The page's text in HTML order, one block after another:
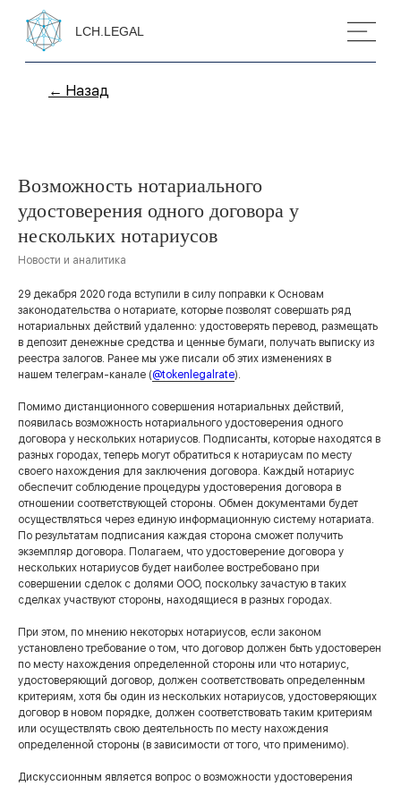
LCH.LEGAL
← Назад
Возможность нотариального
удостоверения одного договора у
нескольких нотариусов
Новости и аналитика
29 декабря 2020 года вступили в силу поправки к Основам
законодательства о нотариате, которые позволят совершать ряд
нотариальных действий удаленно: удостоверять перевод, размещать
в депозит денежные средства и ценные бумаги, получать выписку из
реестра залогов. Ранее мы уже писали об этих изменениях в
нашем телеграм-канале (@tokenlegalrate).
Помимо дистанционного совершения нотариальных действий,
появилась возможность нотариального удостоверения одного
договора у нескольких нотариусов. Подписанты, которые находятся в
разных городах, теперь могут обратиться к нотариусам по месту
своего нахождения для заключения договора. Каждый нотариус
обеспечит соблюдение процедуры удостоверения договора в
отношении соответствующей стороны. Обмен документами будет
осуществляться через единую информационную систему нотариата.
По результатам подписания каждая сторона сможет получить
экземпляр договора. Полагаем, что удостоверение договора у
нескольких нотариусов будет наиболее востребовано при
совершении сделок с долями ООО, поскольку зачастую в таких
сделках участвуют стороны, находящиеся в разных городах.
При этом, по мнению некоторых нотариусов, если законом
установлено требование о том, что договор должен быть удостоверен
по месту нахождения определенной стороны или что нотариус,
удостоверяющий договор, должен соответствовать определенным
критериям, хотя бы один из нескольких нотариусов, удостоверяющих
договор в новом порядке, должен соответствовать таким критериям
или осуществлять свою деятельность по месту нахождения
определенной стороны (в зависимости от того, что применимо).
Дискуссионным является вопрос о возможности удостоверения